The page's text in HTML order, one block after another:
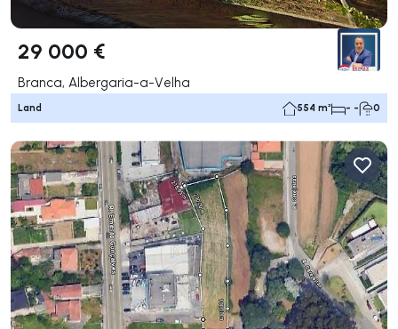
29 000 €
Branca, Albergaria-a-Velha
Land 554 m² - - 0